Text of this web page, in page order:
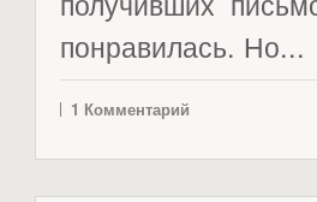
понравилась. Но...
1 Комментарий